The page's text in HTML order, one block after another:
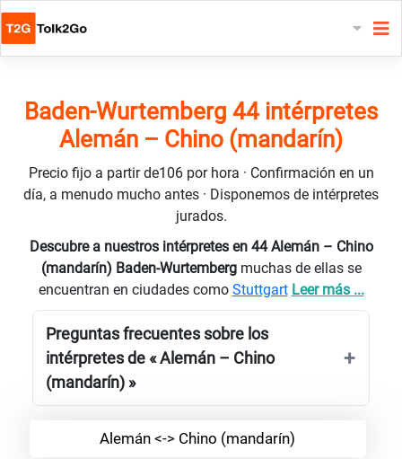
Baden-Wurtemberg 44 intérpretes
Alemán – Chino (mandarín)
Precio fijo a partir de106 por hora · Confirmación en un
día, a menudo mucho antes · Disponemos de intérpretes
jurados.
Descubre a nuestros intérpretes en 44 Alemán – Chino
(mandarín) Baden-Wurtemberg muchas de ellas se
encuentran en ciudades como Stuttgart Leer más ...
Preguntas frecuentes sobre los
intérpretes de « Alemán – Chino
(mandarín) »
Alemán <-> Chino (mandarín)